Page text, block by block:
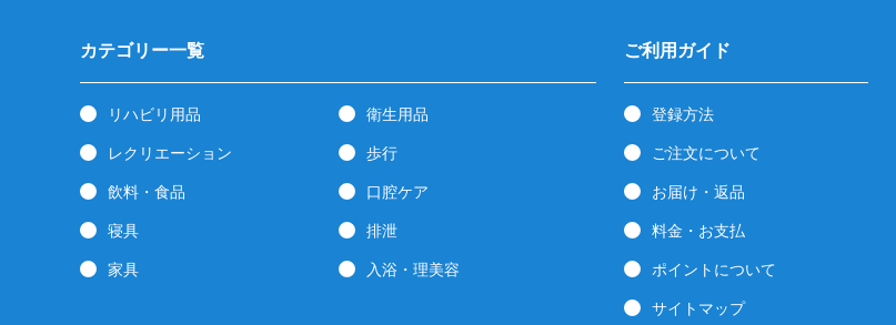
カテゴリー一覧
リハビリ用品 衛生用品
レクリエーション 歩行
飲料・食品 口腔ケア
寝具 排泄
家具 入浴・理美容
ご利用ガイド
登録方法
ご注文について
お届け・返品
料金・お支払
ポイントについて
サイトマップ